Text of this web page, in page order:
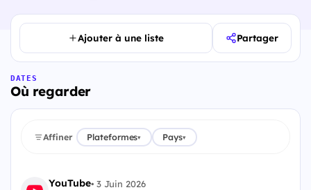
Ajouter à une liste Partager
DATES
Où regarder
Affiner Plateformes▾ Pays▾
YouTube•3 Juin 2026